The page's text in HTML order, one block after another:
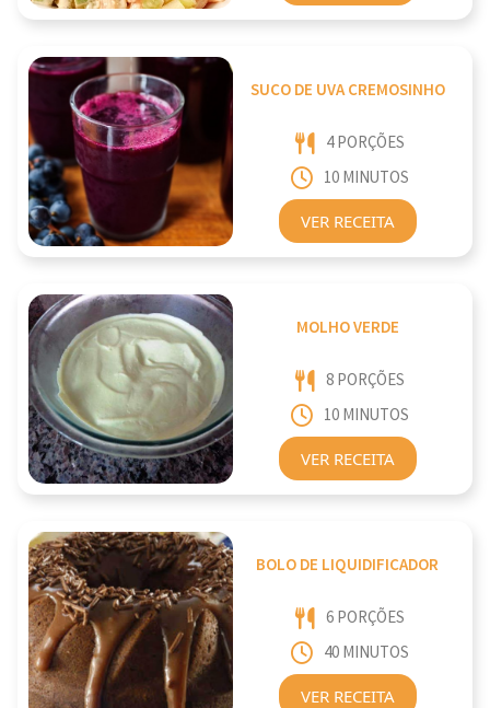
SUCO DE UVA CREMOSINHO
4 PORÇÕES
10 MINUTOS
VER RECEITA
MOLHO VERDE
8 PORÇÕES
10 MINUTOS
VER RECEITA
BOLO DE LIQUIDIFICADOR
6 PORÇÕES
40 MINUTOS
VER RECEITA